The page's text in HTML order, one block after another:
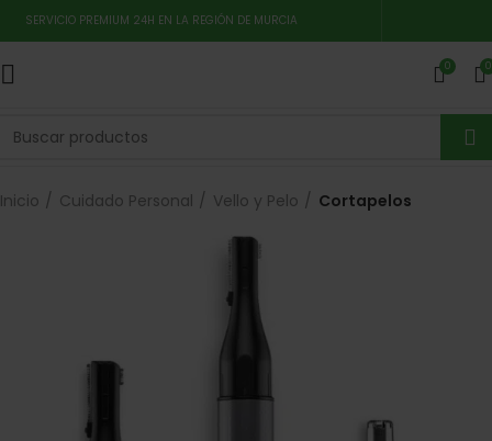
SERVICIO PREMIUM 24H EN LA REGIÓN DE MURCIA
0 0
Inicio Cuidado Personal Vello y Pelo Cortapelos